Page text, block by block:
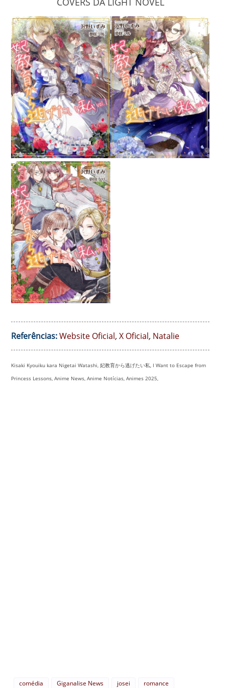
Referências:Website Oficial,X Oficial, Natalie
Kisaki Kyouiku kara Nigetai Watashi, 妃教育から逃げたい私, I Want to Escape from
Princess Lessons, Anime News, Anime Notícias, Animes 2025,
comédia Giganalise News josei
romance